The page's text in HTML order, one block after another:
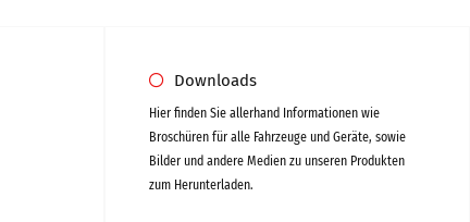
Downloads
Hier finden Sie allerhand Informationen wie
Broschüren für alle Fahrzeuge und Geräte, sowie
Bilder und andere Medien zu unseren Produkten
zum Herunterladen.